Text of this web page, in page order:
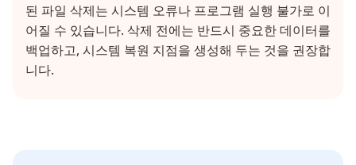
된 파일 삭제는 시스템 오류나 프로그램 실행 불가로 이
어질 수 있습니다. 삭제 전에는 반드시 중요한 데이터를
백업하고, 시스템 복원 지점을 생성해 두는 것을 권장합
니다.